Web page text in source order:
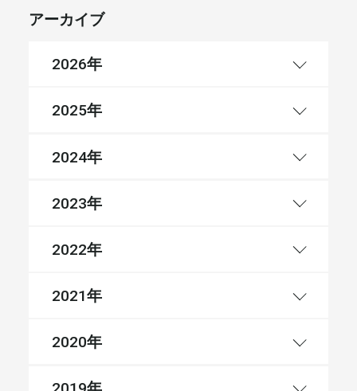
アーカイブ
2026年
2025年
2024年
2023年
2022年
2021年
2020年